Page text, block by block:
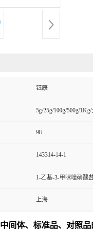
钰康
5g/25g/100g/500g/
98
143314-14-1
1-乙基-3-甲咪唑硝酸
上海
间体、标准品、对照